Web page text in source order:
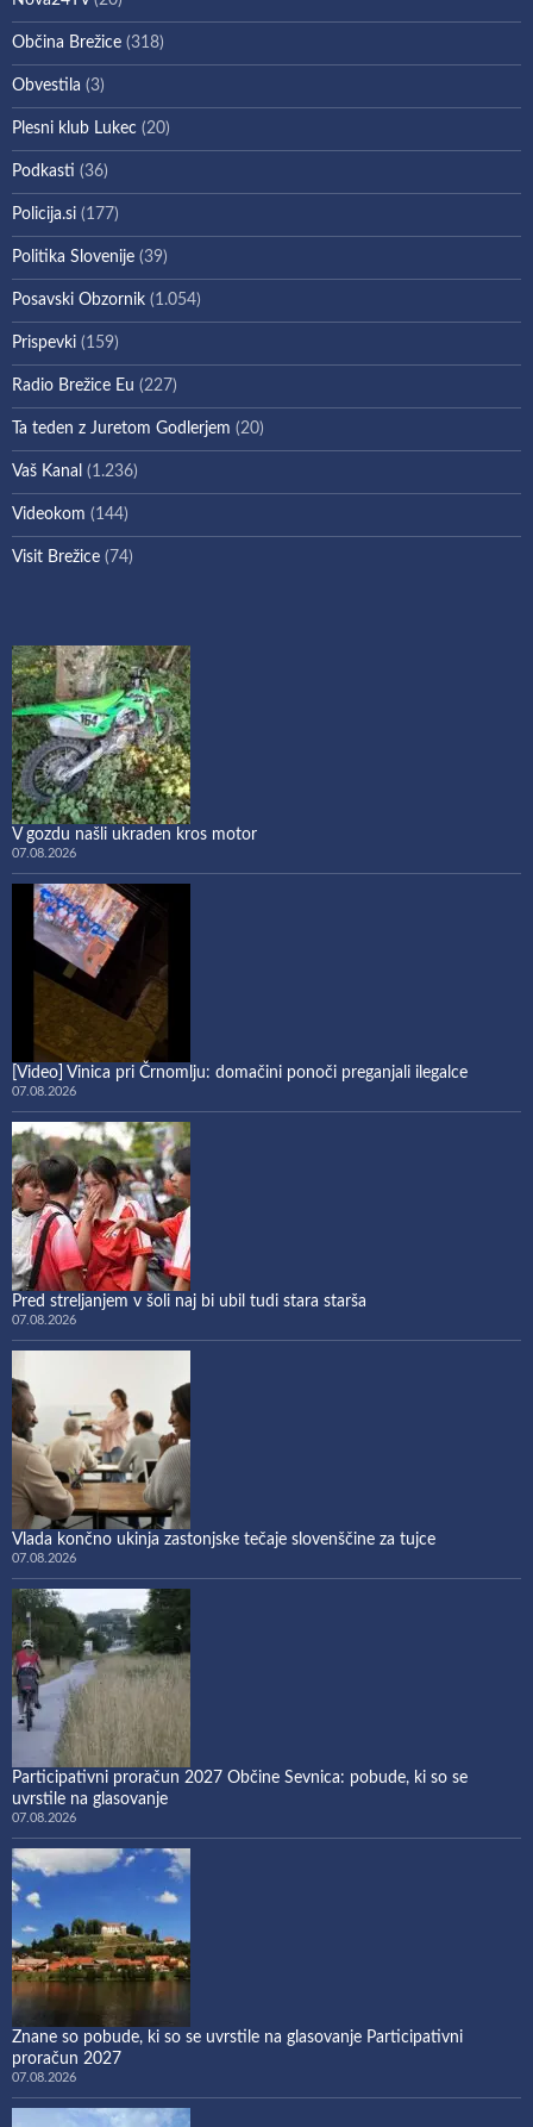
Občina Brežice (318)
Obvestila (3)
Plesni klub Lukec (20)
Podkasti (36)
Policija.si (177)
Politika Slovenije (39)
Posavski Obzornik (1.054)
Prispevki (159)
Radio Brežice Eu (227)
Ta teden z Juretom Godlerjem (20)
Vaš Kanal (1.236)
Videokom (144)
Visit Brežice (74)
V gozdu našli ukraden kros motor
07.08.2026
[Video] Vinica pri Črnomlju: domačini ponoči preganjali ilegalce
07.08.2026
Pred streljanjem v šoli naj bi ubil tudi stara starša
07.08.2026
Vlada končno ukinja zastonjske tečaje slovenščine za tujce
07.08.2026
Participativni proračun 2027 Občine Sevnica: pobude, ki so se
uvrstile na glasovanje
07.08.2026
Znane so pobude, ki so se uvrstile na glasovanje Participativni
proračun 2027
07.08.2026